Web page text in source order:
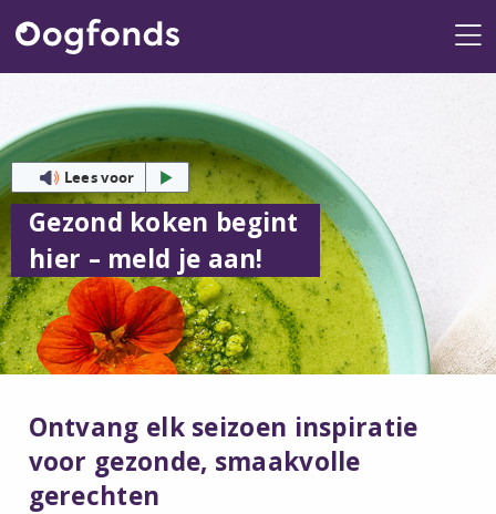
Lees voor
Gezond koken begint
hier – meld je aan!
Ontvang elk seizoen inspiratie
voor gezonde, smaakvolle
gerechten